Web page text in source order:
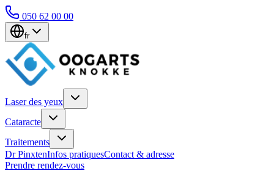
050 62 00 00
fr
Laser des yeux
Cataracte
Traitements
Dr PinxtenInfos pratiquesContact & adresse
Prendre rendez-vous